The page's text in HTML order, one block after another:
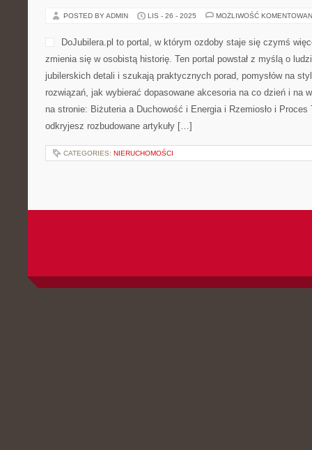
POSTED BY ADMIN LIS - 26 - 2025 MOŻLIWOŚĆ
DoJubilera.pl to portal, w którym ozdoby staje się czymś
zmienia się w osobistą historię. Ten portal powstał z myślą o
jubilerskich detali i szukają praktycznych porad, pomysłów na
rozwiązań, jak wybierać dopasowane akcesoria na co dzień i na
na stronie: Biżuteria a Duchowość i Energia i Rzemiosło i Proces
odkryjesz rozbudowane artykuły […]
CATEGORIES: NIERUCHOMOŚCI